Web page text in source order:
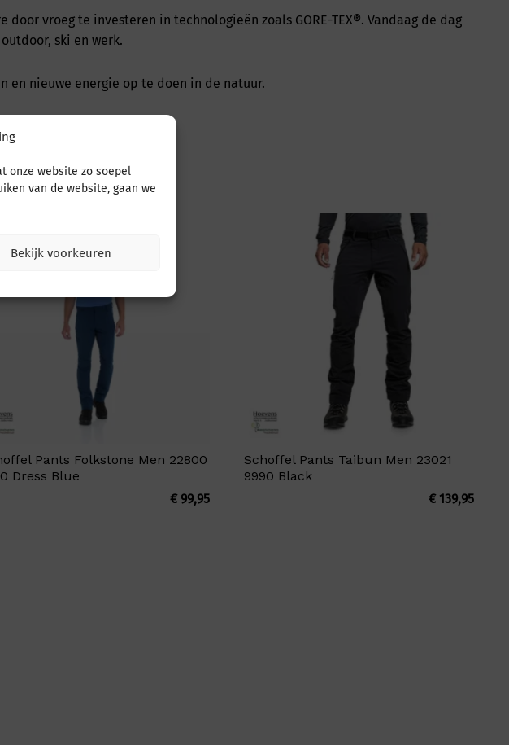
onze website zo soepel
van de website, gaan we
Bekijk voorkeuren
vroeg te investeren in technologieën zoals GORE-TEX®. Vandaag de dag
ski en werk.
en nieuwe energie op te doen in de natuur.
Pants Folkstone Men 22800
Dress Blue
€99,95
Schoffel Pants Taibun Men 23021
9990 Black
€139,95